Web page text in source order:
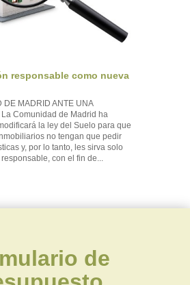
responsable como nueva
DE MADRID ANTE UNA
La Comunidad de Madrid ha
la ley del Suelo para que
no tengan que pedir
y, por lo tanto, les sirva solo
con el fin de...
de